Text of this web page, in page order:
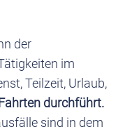
der
im
Teilzeit, Urlaub,
durchführt.
sind in dem